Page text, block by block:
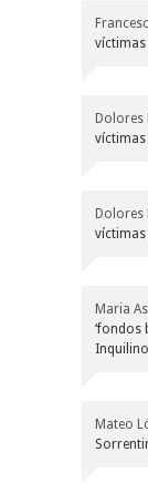
víctimas
Dolores
víctimas
Dolores
víctimas
Maria
‘fondos
Mateo